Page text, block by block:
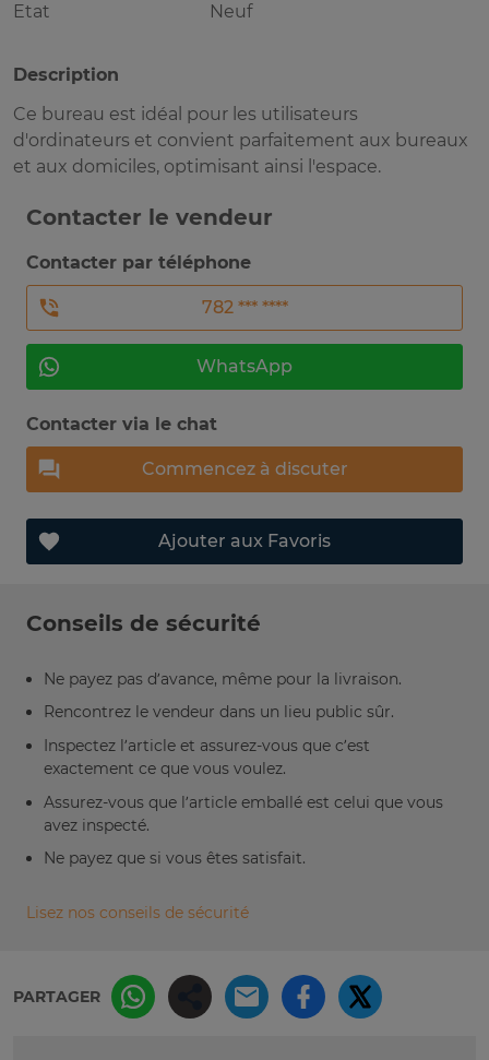
Etat
Neuf
Description
Ce bureau est idéal pour les utilisateurs
d'ordinateurs et convient parfaitement aux bureaux
et aux domiciles, optimisant ainsi l'espace.
Contacter le vendeur
Contacter par téléphone
782 *** ****
WhatsApp
Contacter via le chat
Commencez à discuter
Ajouter aux Favoris
Conseils de sécurité
Ne payez pas d’avance, même pour la livraison.
Rencontrez le vendeur dans un lieu public sûr.
Inspectez l’article et assurez-vous que c’est
exactement ce que vous voulez.
Assurez-vous que l’article emballé est celui que vous
avez inspecté.
Ne payez que si vous êtes satisfait.
Lisez nos conseils de sécurité
PARTAGER